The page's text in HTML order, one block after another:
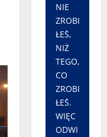
NIE
ZROBI
ŁEŚ,
NIŻ
TEGO,
CO
ZROBI
ŁEŚ.
WIĘC
ODWI